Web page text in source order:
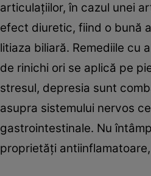
articulaţiilor, în cazul unei
efect diuretic, fiind o bună
litiaza biliară. Remediile cu
de rinichi ori se aplică pe
stresul, depresia sunt
asupra sistemului nervos
gastrointestinale. Nu
proprietăţi